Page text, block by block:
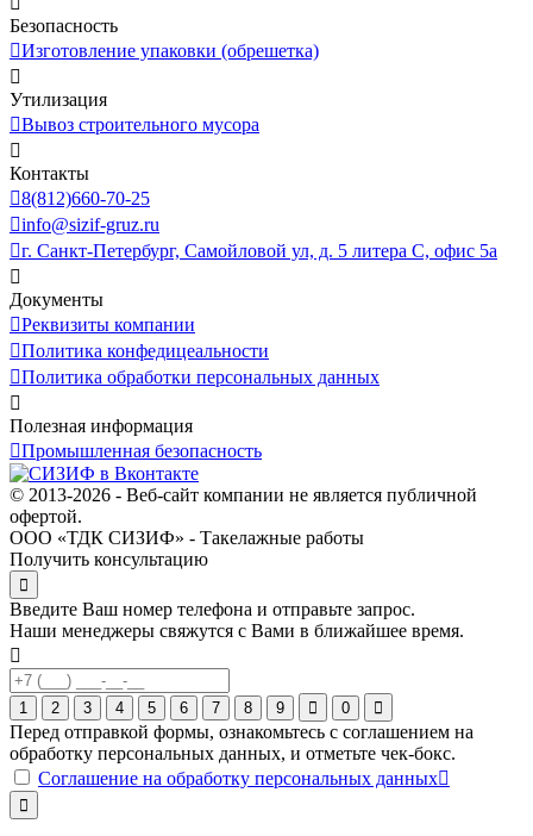
Безопасность
Изготовление упаковки (обрешетка)
Утилизация
Вывоз строительного мусора
Контакты
8(812)660-70-25
info@sizif-gruz.ru
г. Санкт-Петербург, Самойловой ул, д. 5 литера С, офис 5а
Документы
Реквизиты компании
Политика конфедицеальности
Политика обработки персональных данных
Полезная информация
Промышленная безопасность
© 2013-2026 - Веб-сайт компании не является публичной
офертой.
ООО «ТДК СИЗИФ» - Такелажные работы
Получить консультацию
Введите Ваш номер телефона и отправьте запрос.
Наши менеджеры свяжутся с Вами в ближайшее время.
1 2 3 4 5 6 7 8 9 0
Перед отправкой формы, ознакомьтесь с соглашением на
обработку персональных данных, и отметьте чек-бокс.
Соглашение на обработку персональных данных